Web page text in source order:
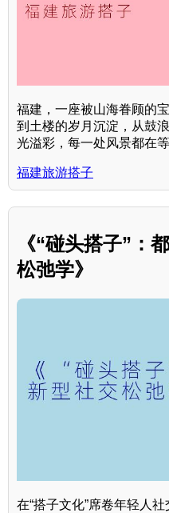
福建，一座被山海眷顾的
到土楼的岁月沉淀，从鼓
光溢彩，每一处风景都在等
福建旅游搭子
《“碰头搭子”：
松弛学》
在“搭子文化”席卷年轻人